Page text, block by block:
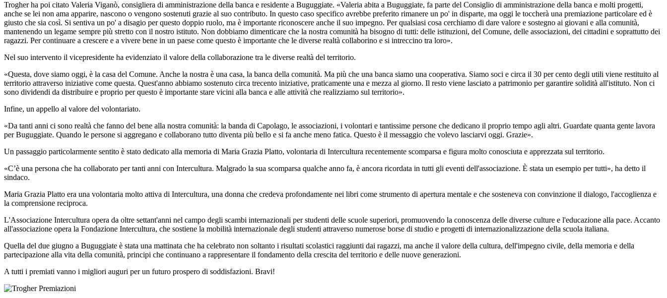
Trogher ha poi citato Valeria Viganò, consigliera di amministrazione della banca e residente a Buguggiate. «Valeria abita a Buguggiate, fa parte del Consiglio di amministrazione della banca e molti progetti,
anche se lei non ama apparire, nascono o vengono sostenuti grazie al suo contributo. In questo caso specifico avrebbe preferito rimanere un po' in disparte, ma oggi le toccherà una premiazione particolare ed è
giusto che sia così. Si sentiva un po' a disagio per questo doppio ruolo, ma è importante riconoscere anche il suo impegno. Per qualsiasi cosa cerchiamo di dare valore e sostegno ai giovani e alla comunità,
mantenendo un legame sempre più stretto con il nostro istituto. Non dobbiamo dimenticare che la nostra comunità ha bisogno di tutti: delle istituzioni, del Comune, delle associazioni, dei cittadini e soprattutto dei
ragazzi. Per continuare a crescere e a vivere bene in un paese come questo è importante che le diverse realtà collaborino e si intreccino tra loro».
Nel suo intervento il vicepresidente ha evidenziato il valore della collaborazione tra le diverse realtà del territorio.
«Questa, dove siamo oggi, è la casa del Comune. Anche la nostra è una casa, la banca della comunità. Ma più che una banca siamo una cooperativa. Siamo soci e circa il 30 per cento degli utili viene restituito al
territorio attraverso iniziative come questa. Quest'anno abbiamo sostenuto circa trecento iniziative, praticamente una e mezza al giorno. Il resto viene lasciato a patrimonio per garantire solidità all'istituto. Non ci
sono dividendi da distribuire e proprio per questo è importante stare vicini alla banca e alle attività che realizziamo sul territorio».
Infine, un appello al valore del volontariato.
«Da tanti anni ci sono realtà che fanno del bene alla nostra comunità: la banda di Capolago, le associazioni, i volontari e tantissime persone che dedicano il proprio tempo agli altri. Guardate quanta gente lavora
per Buguggiate. Quando le persone si aggregano e collaborano tutto diventa più bello e si fa anche meno fatica. Questo è il messaggio che volevo lasciarvi oggi. Grazie».
Un passaggio particolarmente sentito è stato dedicato alla memoria di Maria Grazia Platto, volontaria di Intercultura recentemente scomparsa e figura molto conosciuta e apprezzata sul territorio.
«C’è una persona che ha collaborato per tanti anni con Intercultura. Malgrado la sua scomparsa qualche anno fa, è ancora ricordata in tutti gli eventi dell'associazione. È stata un esempio per tutti», ha detto il
sindaco.
Maria Grazia Platto era una volontaria molto attiva di Intercultura, una donna che credeva profondamente nei libri come strumento di apertura mentale e che sosteneva con convinzione il dialogo, l'accoglienza e
la comprensione reciproca.
L'Associazione Intercultura opera da oltre settant'anni nel campo degli scambi internazionali per studenti delle scuole superiori, promuovendo la conoscenza delle diverse culture e l'educazione alla pace. Accanto
all'associazione opera la Fondazione Intercultura, che sostiene la mobilità internazionale degli studenti attraverso numerose borse di studio e progetti di internazionalizzazione della scuola italiana.
Quella del due giugno a Buguggiate è stata una mattinata che ha celebrato non soltanto i risultati scolastici raggiunti dai ragazzi, ma anche il valore della cultura, dell'impegno civile, della memoria e della
partecipazione alla vita della comunità, principi che continuano a rappresentare il fondamento della crescita del territorio e delle nuove generazioni.
A tutti i premiati vanno i migliori auguri per un futuro prospero di soddisfazioni. Bravi!